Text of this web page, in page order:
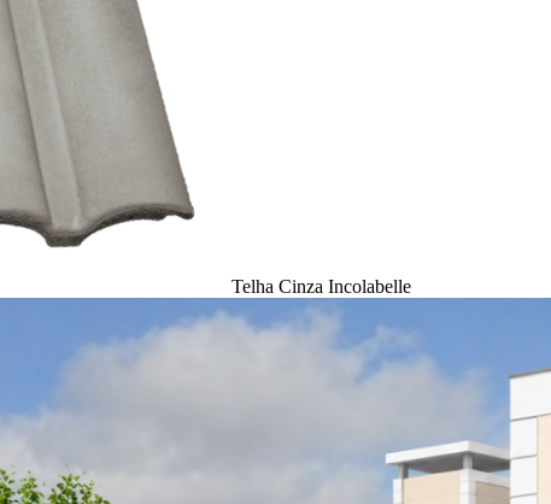
Telha Cinza Incolabelle